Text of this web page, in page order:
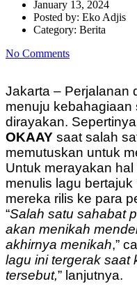
January 13, 2024
Posted by: Eko Adjis
Category: Berita
No Comments
Jakarta – Perjalanan
menuju
dirayakan.
OKAAY saat salah
memutuskan untuk
Untuk merayakan hal
menulis lagu bertajuk
mereka rilis ke para
“Salah satu sahabat
akan menikah
akhirnya menikah,”
lagu ini tergerak saat
tersebut,” lanjutnya.